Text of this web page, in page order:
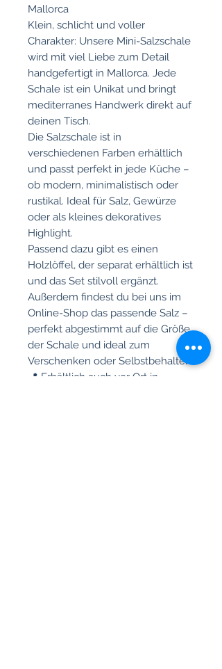
Mallorca
Klein, schlicht und voller
Charakter: Unsere Mini-Salzschale
wird mit viel Liebe zum Detail
handgefertigt in Mallorca. Jede
Schale ist ein Unikat und bringt
mediterranes Handwerk direkt auf
deinen Tisch.
Die Salzschale ist in
verschiedenen Farben erhältlich
und passt perfekt in jede Küche –
ob modern, minimalistisch oder
rustikal. Ideal für Salz, Gewürze
oder als kleines dekoratives
Highlight.
Passend dazu gibt es einen
Holzlöffel, der separat erhältlich ist
und das Set stilvoll ergänzt.
Außerdem findest du bei uns im
Online-Shop das passende Salz –
perfekt abgestimmt auf die Größe
der Schale und ideal zum
Verschenken oder Selbstbehalten.
📍 Erhältlich auch vor Ort in